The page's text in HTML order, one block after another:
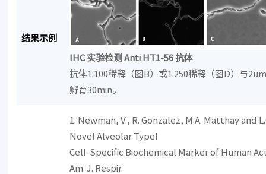
结果示例
IHC 实验检测 Anti HT1-56抗体
抗体1:100稀释（图B）或1:250稀释（图D）与
孵育30min。
1. Newman, V., R. Gonzalez, M.A. Matthay and
Novel Alveolar TypeI
Cell-Specific Biochemical Marker of Human
Am. J. Respir.